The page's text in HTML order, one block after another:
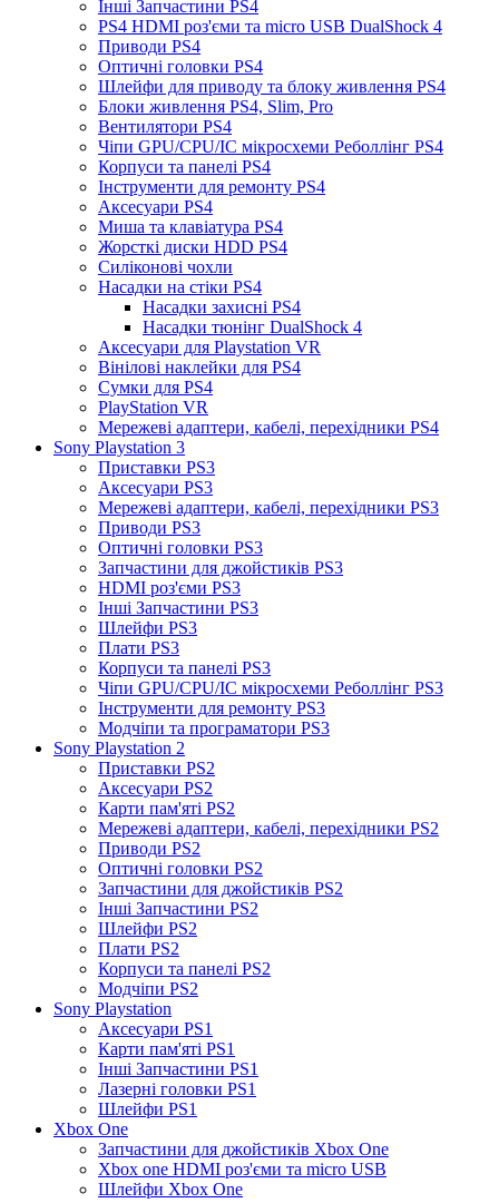
Інші Запчастини PS4
PS4 HDMI роз'єми та micro USB DualShock 4
Приводи PS4
Оптичні головки PS4
Шлейфи для приводу та блоку живлення PS4
Блоки живлення PS4, Slim, Pro
Вентилятори PS4
Чіпи GPU/CPU/IC мікросхеми Реболлінг PS4
Корпуси та панелі PS4
Інструменти для ремонту PS4
Аксесуари PS4
Миша та клавіатура PS4
Жорсткі диски HDD PS4
Силіконові чохли
Насадки на стіки PS4
Насадки захисні PS4
Насадки тюнінг DualShock 4
Аксесуари для Playstation VR
Вінілові наклейки для PS4
Сумки для PS4
PlayStation VR
Мережеві адаптери, кабелі, перехідники PS4
Sony Playstation 3
Приставки PS3
Аксесуари PS3
Мережеві адаптери, кабелі, перехідники PS3
Приводи PS3
Оптичні головки PS3
Запчастини для джойстиків PS3
HDMI роз'єми PS3
Інші Запчастини PS3
Шлейфи PS3
Плати PS3
Корпуси та панелі PS3
Чіпи GPU/CPU/IC мікросхеми Реболлінг PS3
Інструменти для ремонту PS3
Модчіпи та програматори PS3
Sony Playstation 2
Приставки PS2
Аксесуари PS2
Карти пам'яті PS2
Мережеві адаптери, кабелі, перехідники PS2
Приводи PS2
Оптичні головки PS2
Запчастини для джойстиків PS2
Інші Запчастини PS2
Шлейфи PS2
Плати PS2
Корпуси та панелі PS2
Модчіпи PS2
Sony Playstation
Аксесуари PS1
Карти пам'яті PS1
Інші Запчастини PS1
Лазерні головки PS1
Шлейфи PS1
Xbox One
Запчастини для джойстиків Xbox One
Xbox one HDMI роз'єми та micro USB
Шлейфи Xbox One